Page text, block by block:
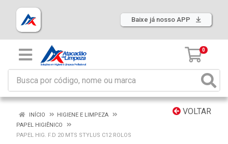
Baixe já nosso APP
0
VOLTAR
INÍCIO
HIGIENE E LIMPEZA
PAPEL HIGIÊNICO
PAPEL HIG. F.D 20 MTS STYLUS C12 ROLOS